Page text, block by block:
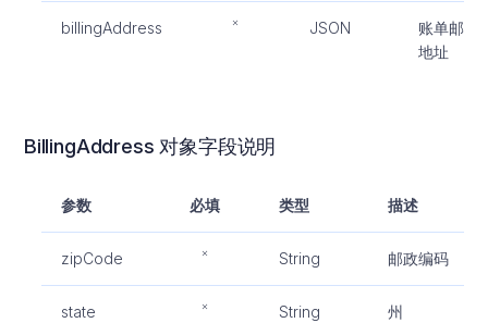
billingAddress JSON
账单邮寄
地址
BillingAddress 对象字段说明
参数 必填 类型 描述
zipCode String 邮政编码
state String 州